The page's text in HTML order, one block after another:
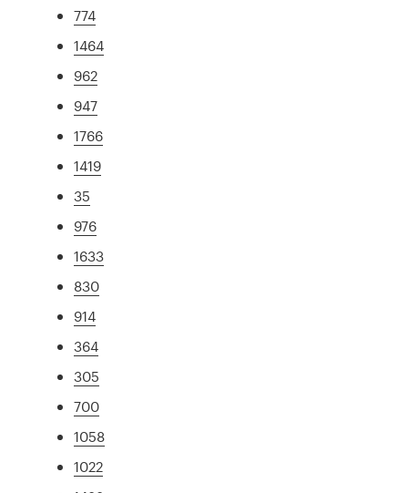
774
1464
962
947
1766
1419
35
976
1633
830
914
364
305
700
1058
1022